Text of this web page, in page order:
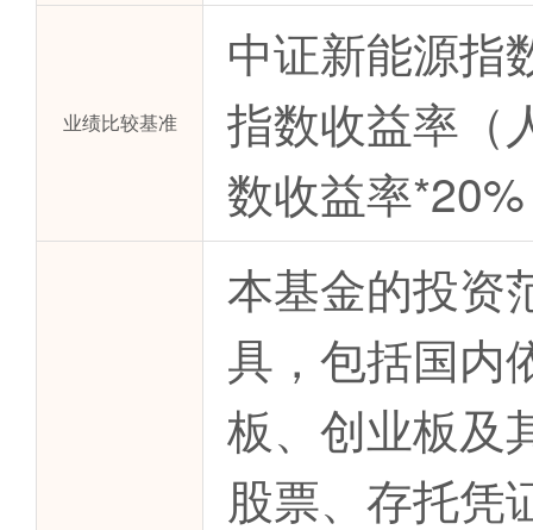
业绩比较基准
中证新能源指
指数收益率（
数收益率*20%
本基金的投资
具，包括国内
板、创业板及
股票、存托凭